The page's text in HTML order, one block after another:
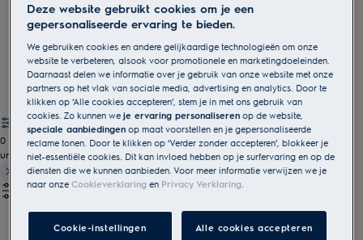
Koelaccessoires
Houd je koelkast proper en je eten vers met onze koelkast
accessoires.
0
undefined
Deze website gebruikt cookies om je een
gepersonaliseerde ervaring te bieden.
We gebruiken cookies en andere gelijkaardige technologieën om onze
website te verbeteren, alsook voor promotionele en marketingdoeleinden.
Daarnaast delen we informatie over je gebruik van onze website met onze
partners op het vlak van sociale media, advertising en analytics. Door te
klikken op ‘Alle cookies accepteren’, stem je in met ons gebruik van
cookies. Zo kunnen weje ervaring personaliseren op de website,
speciale aanbiedingen op maat voorstellen en je gepersonaliseerde
reclame tonen. Door te klikken op ‘Verder zonder accepteren’, blokkeer je
niet-essentiële cookies. Dit kan invloed hebben op je surfervaring en op de
diensten die we kunnen aanbieden. Voor meer informatie verwijzen we je
naar onzeCookieverklaring en Privacy Verklaring.
Cookie-instellingen Alle cookies accepteren